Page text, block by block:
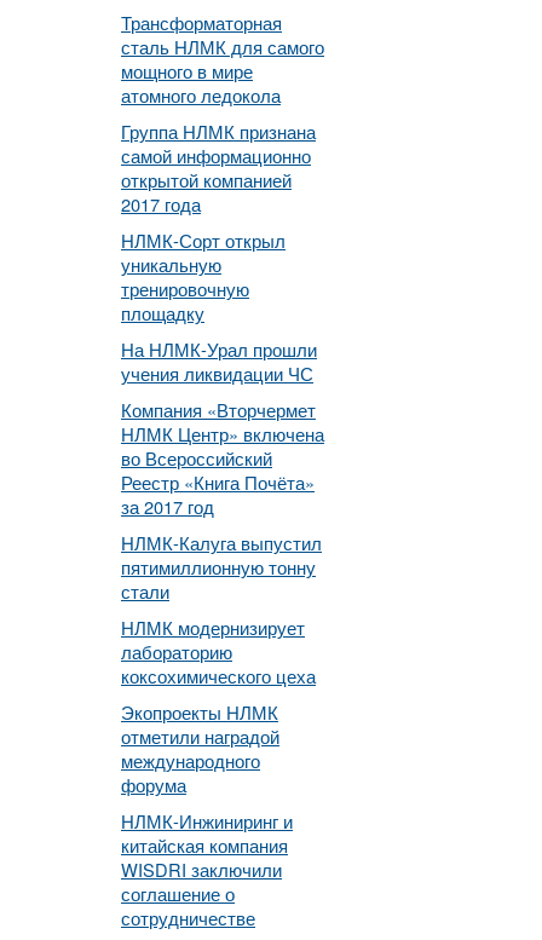
Трансформаторная
сталь НЛМК для самого
мощного в мире
атомного ледокола
Группа НЛМК признана
самой информационно
открытой компанией
2017 года
НЛМК-Сорт открыл
уникальную
тренировочную
площадку
На НЛМК-Урал прошли
учения ликвидации ЧС
Компания «Вторчермет
НЛМК Центр» включена
во Всероссийский
Реестр «Книга Почёта»
за 2017 год
НЛМК-Калуга выпустил
пятимиллионную тонну
стали
НЛМК модернизирует
лабораторию
коксохимического цеха
Экопроекты НЛМК
отметили наградой
международного
форума
НЛМК-Инжиниринг и
китайская компания
WISDRI заключили
соглашение о
сотрудничестве